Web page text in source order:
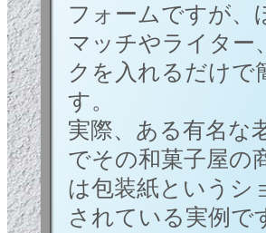
フォームですが、
マッチやライター
クを入れるだけ
す。
実際、ある有名な
でその和菓子屋の
は包装紙というシ
されている実例で